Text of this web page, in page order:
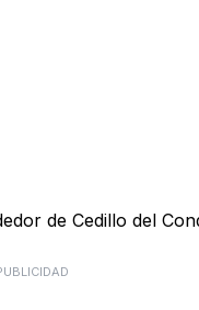
de Cedillo del